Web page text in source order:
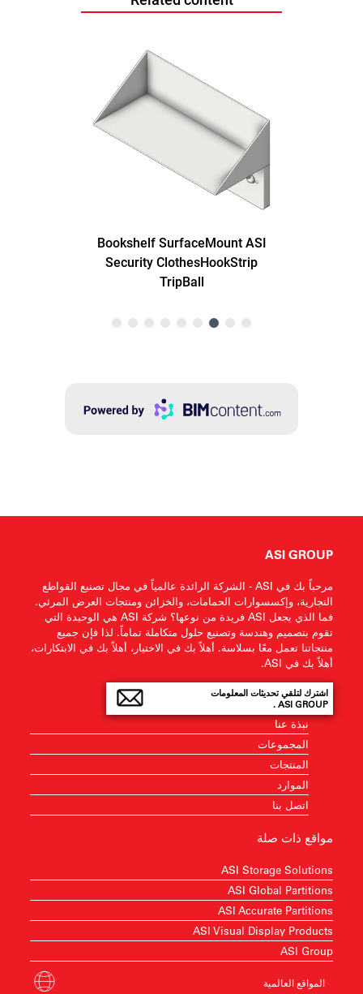
ASI GROUP
مرحباً بك في ASI - الشركة الرائدة عالمياً في مجال تصنيع القواطع
التجارية، وإكسسوارات الحمامات، والخزائن ومنتجات العرض المرئي.
فما الذي يجعل ASI فريدة من نوعها؟ شركة ASI هي الوحيدة التي
تقوم بتصميم وهندسة وتصنيع حلول متكاملة تماماً. لذا فإن جميع
منتجاتنا تعمل معًا بسلاسة. أهلاً بك في الاختيار، أهلاً بك في الابتكارات،
أهلاً بك في ASI.
اشترك لتلقي تحديثات المعلومات
ASI GROUP .
نبذة عنا
المجموعات
المنتجات
الموارد
اتصل بنا
مواقع ذات صلة
ASI Storage Solutions
ASI Global Partitions
ASI Accurate Partitions
ASI Visual Display Products
ASI Group
المواقع العالمية